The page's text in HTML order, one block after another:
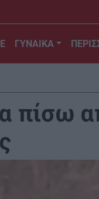
ΓΥΝΑΙΚΑ
πίσω